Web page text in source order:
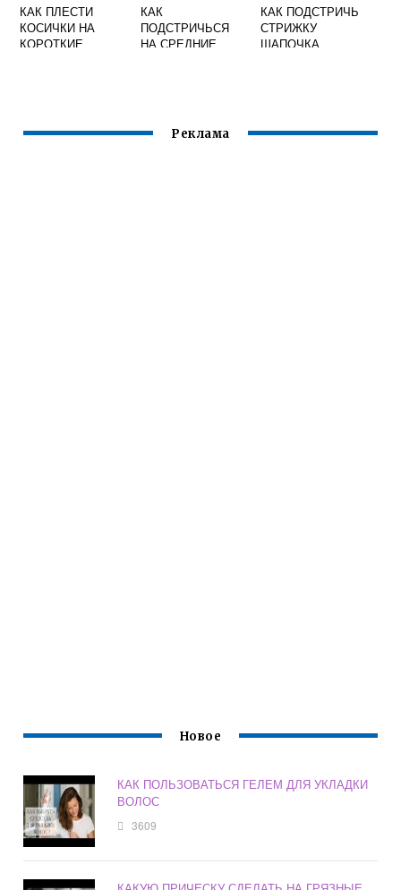
КАК ПЛЕСТИ
КОСИЧКИ НА
КОРОТКИЕ
КАК
ПОДСТРИЧЬСЯ
НА СРЕДНИЕ
КАК ПОДСТРИЧЬ
СТРИЖКУ
ШАПОЧКА
Реклама
Новое
КАК ПОЛЬЗОВАТЬСЯ ГЕЛЕМ ДЛЯ УКЛАДКИ
ВОЛОС
3609